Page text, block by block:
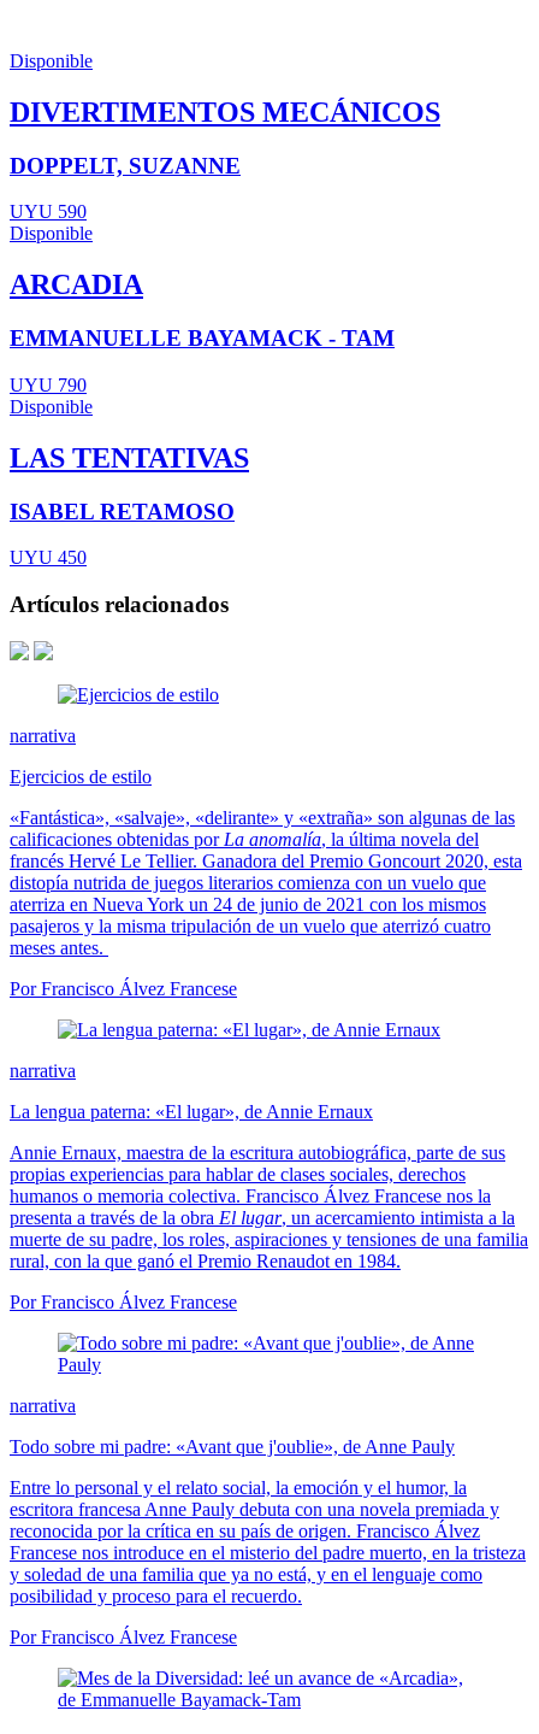
Disponible
DIVERTIMENTOS MECÁNICOS
DOPPELT, SUZANNE
UYU 590
Disponible
ARCADIA
EMMANUELLE BAYAMACK - TAM
UYU 790
Disponible
LAS TENTATIVAS
ISABEL RETAMOSO
UYU 450
Artículos relacionados
narrativa
Ejercicios de estilo
«Fantástica», «salvaje», «delirante» y «extraña» son algunas de las
calificaciones obtenidas por La anomalía, la última novela del
francés Hervé Le Tellier. Ganadora del Premio Goncourt 2020, esta
distopía nutrida de juegos literarios comienza con un vuelo que
aterriza en Nueva York un 24 de junio de 2021 con los mismos
pasajeros y la misma tripulación de un vuelo que aterrizó cuatro
meses antes.
Por Francisco Álvez Francese
narrativa
La lengua paterna: «El lugar», de Annie Ernaux
Annie Ernaux, maestra de la escritura autobiográfica, parte de sus
propias experiencias para hablar de clases sociales, derechos
humanos o memoria colectiva. Francisco Álvez Francese nos la
presenta a través de la obra El lugar, un acercamiento intimista a la
muerte de su padre, los roles, aspiraciones y tensiones de una familia
rural, con la que ganó el Premio Renaudot en 1984.
Por Francisco Álvez Francese
narrativa
Todo sobre mi padre: «Avant que j'oublie», de Anne Pauly
Entre lo personal y el relato social, la emoción y el humor, la
escritora francesa Anne Pauly debuta con una novela premiada y
reconocida por la crítica en su país de origen. Francisco Álvez
Francese nos introduce en el misterio del padre muerto, en la tristeza
y soledad de una familia que ya no está, y en el lenguaje como
posibilidad y proceso para el recuerdo.
Por Francisco Álvez Francese